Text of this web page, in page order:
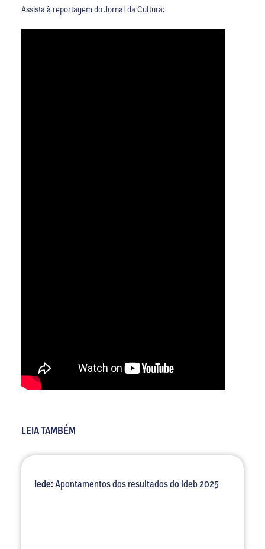
Assista à reportagem do Jornal da Cultura:
LEIA TAMBÉM
Iede:Apontamentos dos resultados do Ideb 2025